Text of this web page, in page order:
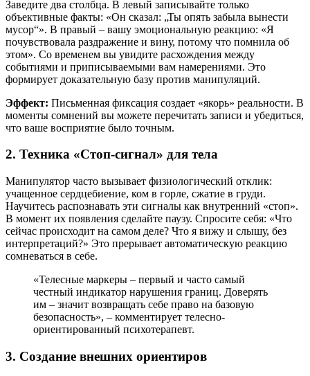
Заведите два столбца. В левый записывайте только
объективные факты: «Он сказал: „Ты опять забыла вынести
мусор“». В правый – вашу эмоциональную реакцию: «Я
почувствовала раздражение и вину, потому что помнила об
этом». Со временем вы увидите расхождения между
событиями и приписываемыми вам намерениями. Это
формирует доказательную базу против манипуляций.
Эффект: Письменная фиксация создает «якорь» реальности. В
моменты сомнений вы можете перечитать записи и убедиться,
что ваше восприятие было точным.
2. Техника «Стоп-сигнал» для тела
Манипулятор часто вызывает физиологический отклик:
учащенное сердцебиение, ком в горле, сжатие в груди.
Научитесь распознавать эти сигналы как внутренний «стоп».
В момент их появления сделайте паузу. Спросите себя: «Что
сейчас происходит на самом деле? Что я вижу и слышу, без
интерпретаций?» Это прерывает автоматическую реакцию
сомневаться в себе.
«Телесные маркеры – первый и часто самый
честный индикатор нарушения границ. Доверять
им – значит возвращать себе право на базовую
безопасность», – комментирует телесно-
ориентированный психотерапевт.
3. Создание внешних ориентиров